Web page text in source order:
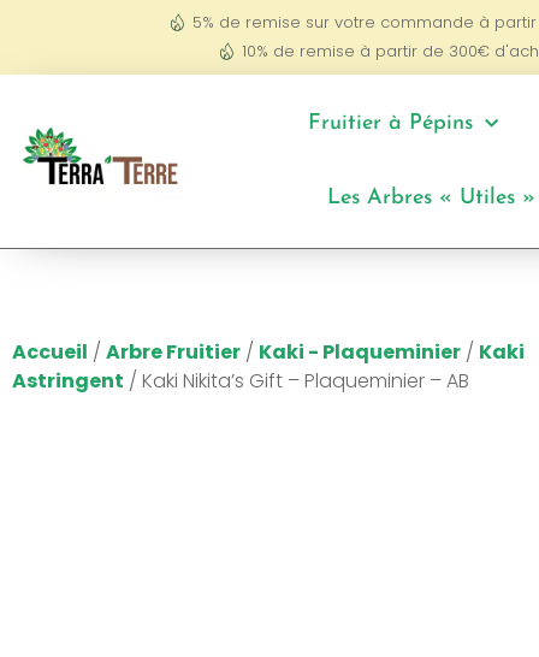
5% de remise sur votre commande à
10% de remise à partir de 300€
Fruitier à Pépins
Les Arbres « Utiles »
Accueil / Arbre Fruitier / Kaki - Plaqueminier / Kaki
Astringent / Kaki Nikita’s Gift – Plaqueminier – AB